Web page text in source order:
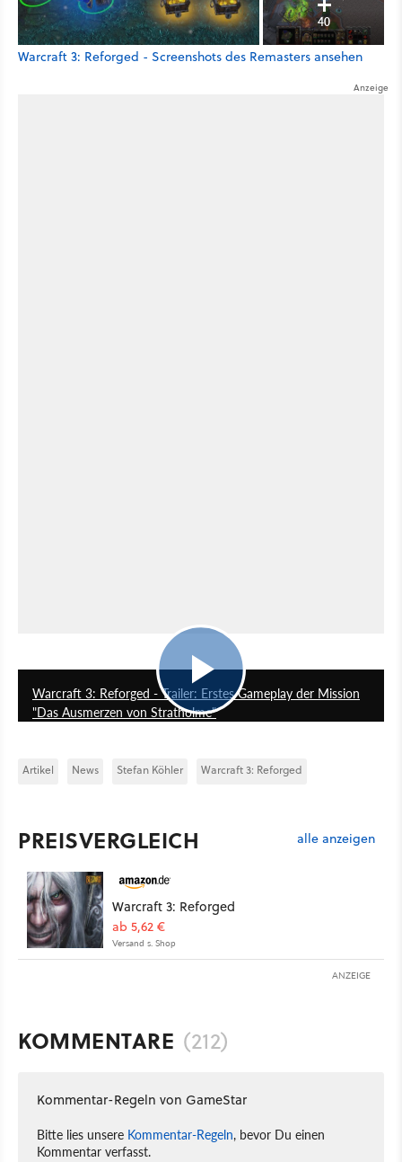
40
Warcraft 3: Reforged - Screenshots des Remasters ansehen
Warcraft 3: Reforged - Trailer: Erstes Gameplay der Mission
"Das Ausmerzen von Stratholme"
Artikel News Stefan Köhler Warcraft 3: Reforged
PREISVERGLEICH alle anzeigen
Warcraft 3: Reforged
ab 5,62 €
Versand s. Shop
ANZEIGE
KOMMENTARE (212)
Kommentar-Regeln von GameStar
Bitte lies unsere Kommentar-Regeln, bevor Du einen
Kommentar verfasst.